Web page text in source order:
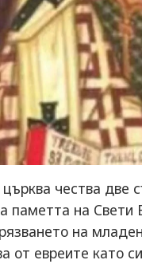
чества две
паметта на Свети
на
от евреите като